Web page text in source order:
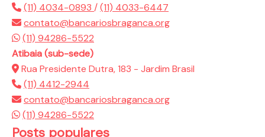
(11) 4034-0893 /(11) 4033-6447
contato@bancariosbraganca.org
(11) 94286-5522
Atibaia (sub-sede)
Rua Presidente Dutra, 183 - Jardim Brasil
(11) 4412-2944
contato@bancariosbraganca.org
(11) 94286-5522
Posts populares